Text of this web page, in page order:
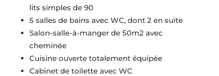
lits simples de 90
5 salles de bains avec WC, dont 2 en suite
Salon-salle-à-manger de 50m2 avec
cheminée
Cuisine ouverte totalement équipée
Cabinet de toilette avec WC